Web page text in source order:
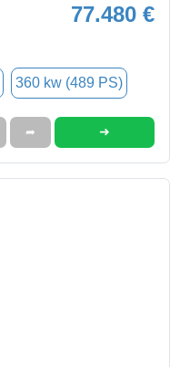
77.480 €
360 kw (489 PS)
➦ ➜